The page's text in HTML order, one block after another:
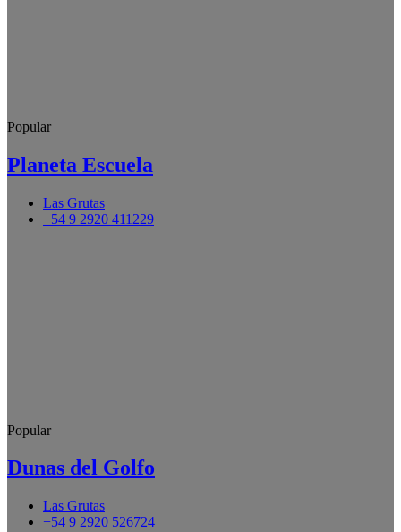
Popular
Planeta Escuela
Las Grutas
+54 9 2920 411229
Popular
Dunas del Golfo
Las Grutas
+54 9 2920 526724